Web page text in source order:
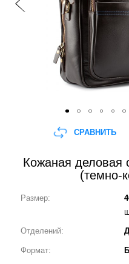
Кожаная деловая
(темно-
Размер:
Отделений:
Формат:
СРАВНИТЬ